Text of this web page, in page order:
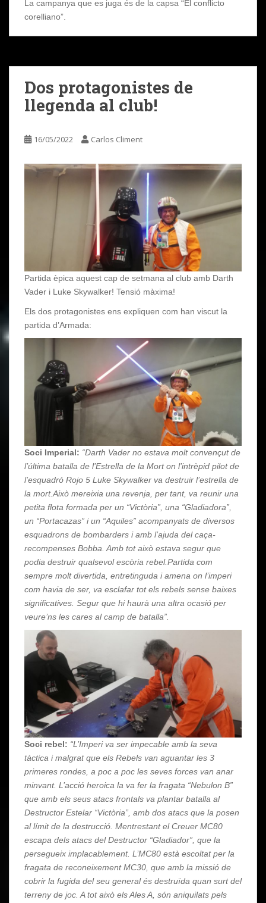
La campanya que es juga és de la capsa “El conflicto
corelliano”.
Dos protagonistes de
llegenda al club!
16/05/2022 Carlos Climent
Partida èpica aquest cap de setmana al club amb Darth
Vader i Luke Skywalker! Tensió màxima!
Els dos protagonistes ens expliquen com han viscut la
partida d’Armada:
Soci Imperial: “Darth Vader no estava molt convençut de
l’última batalla de l’Estrella de la Mort on l’intrèpid pilot de
l’esquadró Rojo 5 Luke Skywalker va destruir l’estrella de
la mort.Això mereixia una revenja, per tant, va reunir una
petita flota formada per un “Victòria”, una “Gladiadora”,
un “Portacazas” i un “Aquiles” acompanyats de diversos
esquadrons de bombarders i amb l’ajuda del caça-
recompenses Bobba. Amb tot això estava segur que
podia destruir qualsevol escòria rebel.Partida com
sempre molt divertida, entretinguda i amena on l’imperi
com havia de ser, va esclafar tot els rebels sense baixes
significatives. Segur que hi haurà una altra ocasió per
veure’ns les cares al camp de batalla”.
Soci rebel: “L’Imperi va ser impecable amb la seva
tàctica i malgrat que els Rebels van aguantar les 3
primeres rondes, a poc a poc les seves forces van anar
minvant. L’acció heroica la va fer la fragata “Nebulon B”
que amb els seus atacs frontals va plantar batalla al
Destructor Estelar “Victòria”, amb dos atacs que la posen
al límit de la destrucció. Mentrestant el Creuer MC80
escapa dels atacs del Destructor “Gladiador”, que la
persegueix implacablement. L’MC80 està escoltat per la
fragata de reconeixement MC30, que amb la missió de
cobrir la fugida del seu general és destruïda quan surt del
terreny de joc. A tot això els Ales A, són aniquilats pels